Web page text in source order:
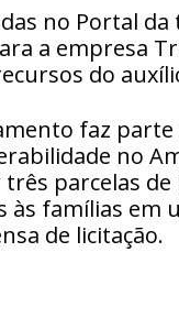
no Portal
a empresa
do
faz
no
parcelas
às famílias em
de licitação.